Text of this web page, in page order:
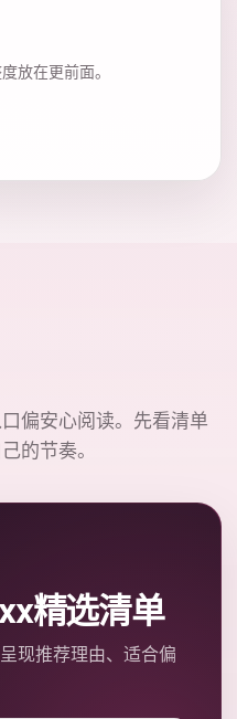
放在更前面。
偏安心阅读。先看清单
的节奏。
精选清单
现推荐理由、适合偏